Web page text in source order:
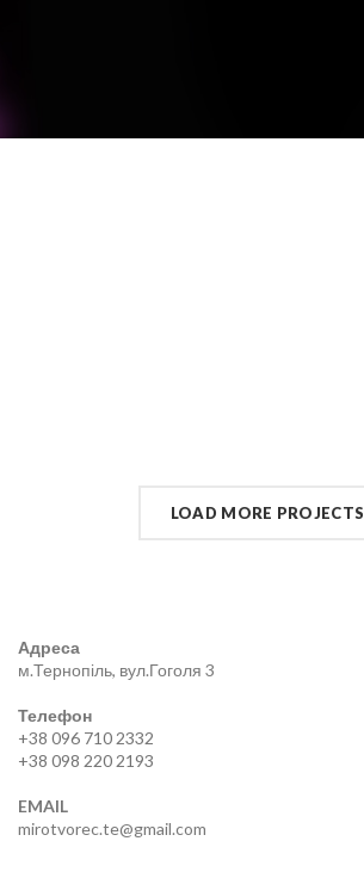
LOAD MORE PROJECTS
Адреса
м.Тернопіль, вул.Гоголя 3
Телефон
+38 096 710 2332
+38 098 220 2193
EMAIL
mirotvorec.te@gmail.com